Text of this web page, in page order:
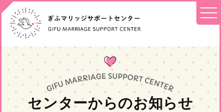
センターからのお知らせ